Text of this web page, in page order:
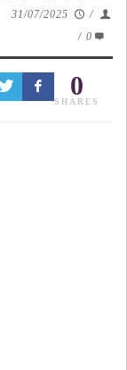
/
31/07/2025
0
/
0
SHARES